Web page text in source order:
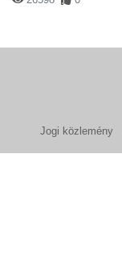
Jogi közlemény